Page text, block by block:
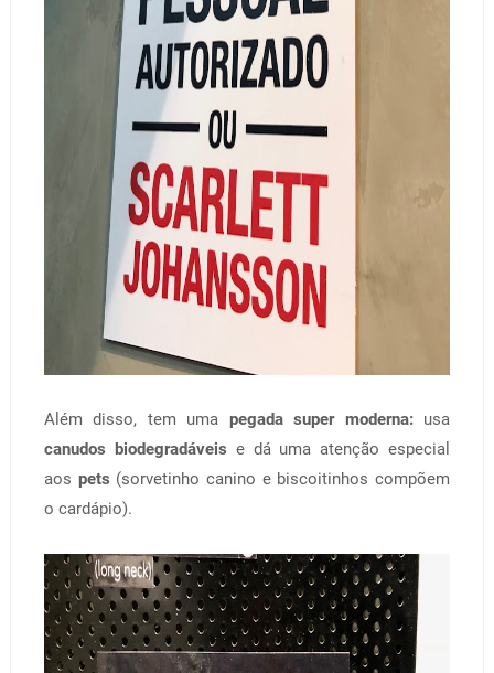
Além disso, tem uma pegada super moderna: usa
canudos biodegradáveis e dá uma atenção especial
aos pets (sorvetinho canino e biscoitinhos compõem
o cardápio).